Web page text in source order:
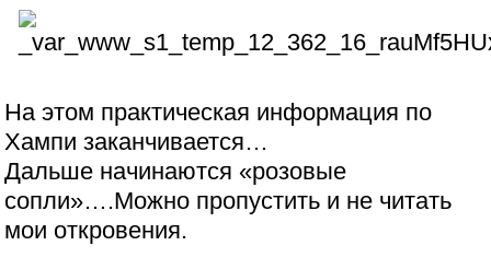
На этом практическая информация по
Хампи заканчивается…
Дальше начинаются «розовые
сопли»….Можно пропустить и не читать
мои откровения.